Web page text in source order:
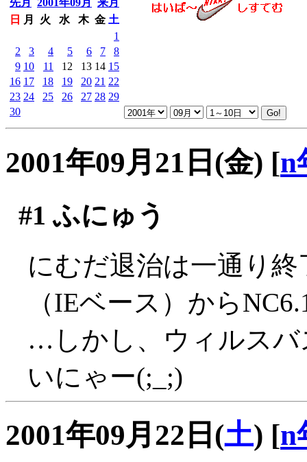
先月 2001年09月
来月
日
月 火 水 木 金 土
1
2
3 4 5 6 7
8
9 10 11 12 13 14 15
16 17 18 19 20 21 22
23 24 25 26 27 28 29
30
2001年09月21日(金) [n
#1 ふにゅう
にむだ退治は一通り
（IEベース）から
…しかし、ウィルスバ
いにゃー(;_;)
2001年09月22日(土) [n